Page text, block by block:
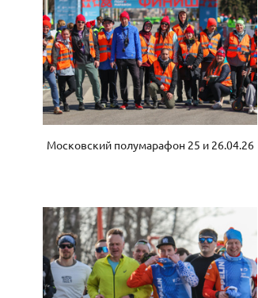
Московский полумарафон 25 и 26.04.26